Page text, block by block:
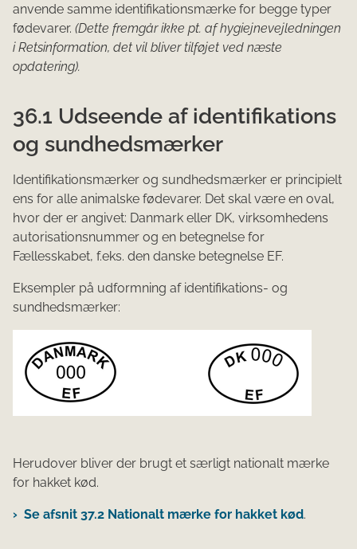
anvende samme identifikationsmærke for begge typer
fødevarer. (Dette fremgår ikke pt. af hygiejnevejledningen
i Retsinformation, det vil bliver tilføjet ved næste
opdatering).
36.1 Udseende af identifikations
og sundhedsmærker
Identifikationsmærker og sundhedsmærker er principielt
ens for alle animalske fødevarer. Det skal være en oval,
hvor der er angivet: Danmark eller DK, virksomhedens
autorisationsnummer og en betegnelse for
Fællesskabet, f.eks. den danske betegnelse EF.
Eksempler på udformning af identifikations- og
sundhedsmærker:
Herudover bliver der brugt et særligt nationalt mærke
for hakket kød.
Se afsnit 37.2 Nationalt mærke for hakket kød.